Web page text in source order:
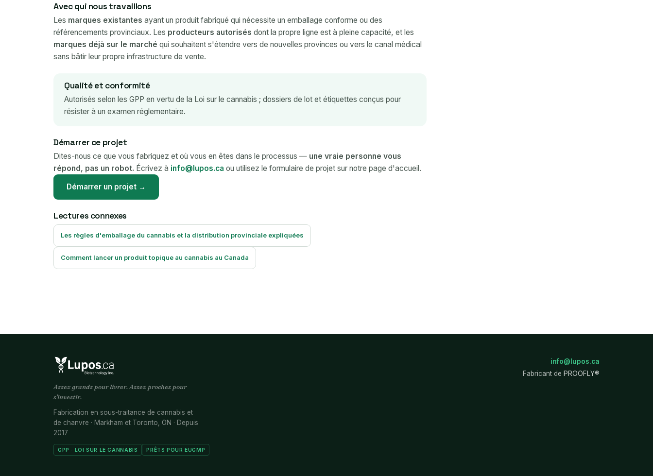
Avec qui nous travaillons
Les marques existantes ayant un produit fabriqué qui nécessite un emballage conforme ou des
référencements provinciaux. Les producteurs autorisés dont la propre ligne est à pleine capacité, et les
marques déjà sur le marché qui souhaitent s'étendre vers de nouvelles provinces ou vers le canal médical
sans bâtir leur propre infrastructure de vente.
Qualité et conformité
Autorisés selon les GPP en vertu de la Loi sur le cannabis ; dossiers de lot et étiquettes conçus pour
résister à un examen réglementaire.
Démarrer ce projet
Dites-nous ce que vous fabriquez et où vous en êtes dans le processus — une vraie personne vous
répond, pas un robot. Écrivez à info@lupos.ca ou utilisez le formulaire de projet sur notre page d'accueil.
Démarrer un projet →
Lectures connexes
Les règles d'emballage du cannabis et la distribution provinciale expliquées
Comment lancer un produit topique au cannabis au Canada
Assez grands pour livrer. Assez proches pour
s'investir.
Fabrication en sous-traitance de cannabis et
de chanvre · Markham et Toronto, ON · Depuis
2017
GPP · LOI SUR LE CANNABIS PRÊTS POUR EUGMP
info@lupos.ca
Fabricant de PROOFLY®